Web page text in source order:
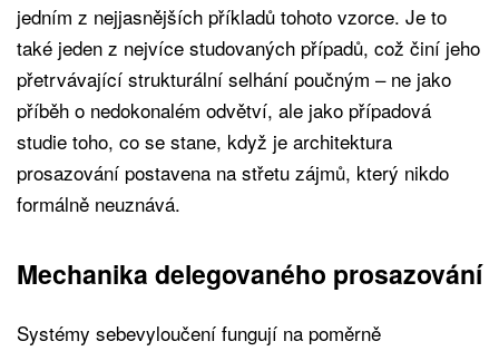
jedním z nejjasnějších příkladů tohoto vzorce. Je to
také jeden z nejvíce studovaných případů, což činí jeho
přetrvávající strukturální selhání poučným – ne jako
příběh o nedokonalém odvětví, ale jako případová
studie toho, co se stane, když je architektura
prosazování postavena na střetu zájmů, který nikdo
formálně neuznává.
Mechanika delegovaného prosazování
Systémy sebevyloučení fungují na poměrně